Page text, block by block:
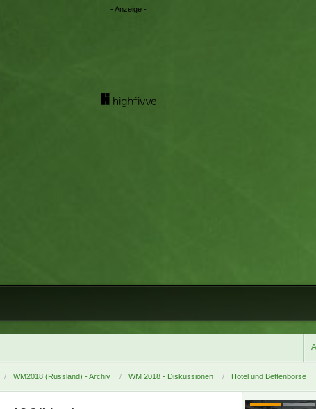
WM2018 (Russland) - Archiv WM 2018 - Diskussionen Hotel und Bettenbörse